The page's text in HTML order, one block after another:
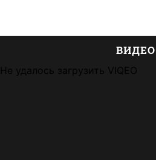
ВИДЕО
Не удалось загрузить VIQEO